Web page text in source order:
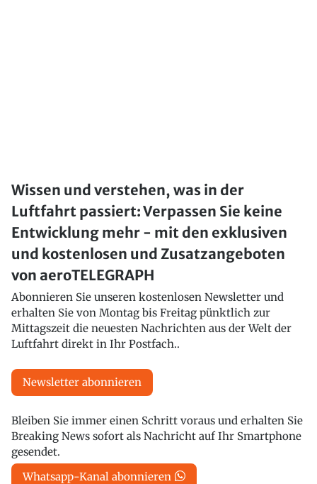
Wissen und verstehen, was in der
Luftfahrt passiert: Verpassen Sie keine
Entwicklung mehr - mit den exklusiven
und kostenlosen und Zusatzangeboten
von aeroTELEGRAPH
Abonnieren Sie unseren kostenlosen Newsletter und
erhalten Sie von Montag bis Freitag pünktlich zur
Mittagszeit die neuesten Nachrichten aus der Welt der
Luftfahrt direkt in Ihr Postfach..
Newsletter abonnieren
Bleiben Sie immer einen Schritt voraus und erhalten Sie
Breaking News sofort als Nachricht auf Ihr Smartphone
gesendet.
Whatsapp-Kanal abonnieren